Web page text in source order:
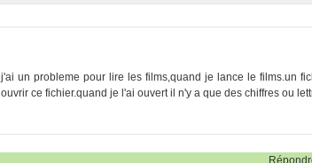
j'ai un probleme pour lire les films,quand je lance le films.un
ouvrir ce fichier.quand je l'ai ouvert il n'y a que des chiffres ou